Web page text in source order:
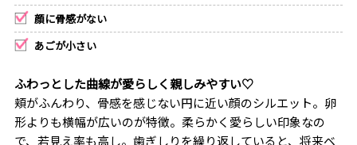
顔に骨感がない
あごが小さい
ふわっとした曲線が愛らしく親しみやすい♡
頬がふんわり、骨感を感じない円に近い顔のシルエット。卵
形よりも横幅が広いのが特徴。柔らかく愛らしい印象なの
で、若見え率も高し。歯ぎしりを繰り返していると、将来ベ